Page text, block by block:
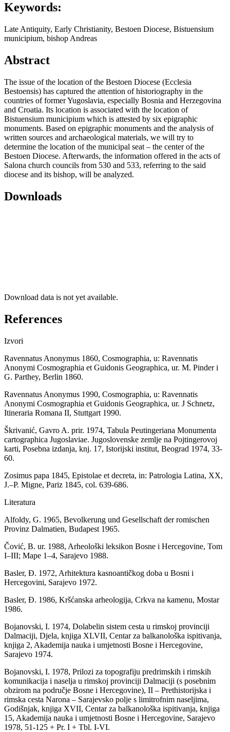
Keywords:
Late Antiquity, Early Christianity, Bestoen Diocese, Bistuensium
municipium, bishop Andreas
Abstract
The issue of the location of the Bestoen Diocese (Ecclesia
Bestoensis) has captured the attention of historiography in the
countries of former Yugoslavia, especially Bosnia and Herzegovina
and Croatia. Its location is associated with the location of
Bistuensium municipium which is attested by six epigraphic
monuments. Based on epigraphic monuments and the analysis of
written sources and archaeological materials, we will try to
determine the location of the municipal seat – the center of the
Bestoen Diocese. Afterwards, the information offered in the acts of
Salona church councils from 530 and 533, referring to the said
diocese and its bishop, will be analyzed.
Downloads
Download data is not yet available.
References
Izvori
Ravennatus Anonymus 1860, Cosmographia, u: Ravennatis
Anonymi Cosmographia et Guidonis Geographica, ur. M. Pinder i
G. Parthey, Berlin 1860.
Ravennatus Anonymus 1990, Cosmographia, u: Ravennatis
Anonymi Cosmographia et Guidonis Geographica, ur. J Schnetz,
Itineraria Romana II, Stuttgart 1990.
Škrivanić, Gavro A. prir. 1974, Tabula Peutingeriana Monumenta
cartographica Jugoslaviae. Jugoslovenske zemlje na Pojtingerovoj
karti, Posebna izdanja, knj. 17, Istorijski institut, Beograd 1974, 33-
60.
Zosimus papa 1845, Epistolae et decreta, in: Patrologia Latina, XX,
J.–P. Migne, Pariz 1845, col. 639-686.
Literatura
Alfoldy, G. 1965, Bevolkerung und Gesellschaft der romischen
Provinz Dalmatien, Budapest 1965.
Čović, B. ur. 1988, Arheološki leksikon Bosne i Hercegovine, Tom
I–III; Mape 1–4, Sarajevo 1988.
Basler, Đ. 1972, Arhitektura kasnoantičkog doba u Bosni i
Hercegovini, Sarajevo 1972.
Basler, Đ. 1986, Kršćanska arheologija, Crkva na kamenu, Mostar
1986.
Bojanovski, I. 1974, Dolabelin sistem cesta u rimskoj provinciji
Dalmaciji, Djela, knjiga XLVII, Centar za balkanološka ispitivanja,
knjiga 2, Akademija nauka i umjetnosti Bosne i Hercegovine,
Sarajevo 1974.
Bojanovski, I. 1978, Prilozi za topografiju predrimskih i rimskih
komunikacija i naselja u rimskoj provinciji Dalmaciji (s posebnim
obzirom na područje Bosne i Hercegovine), II – Prethistorijska i
rimska cesta Narona – Sarajevsko polje s limitrofnim naseljima,
Godišnjak, knjiga XVII, Centar za balkanološka ispitivanja, knjiga
15, Akademija nauka i umjetnosti Bosne i Hercegovine, Sarajevo
1978, 51-125 + Pr. I + Tbl. I-VI.